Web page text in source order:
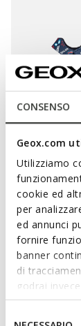
CONSENSO
Geox.com
Utilizziamo
cookie ed
per
ed annunci
fornire
banner
di
godrai
base dei
DERNIERS PRIX
SANDAL
Sandalias
de€34,00
COULEUR
AVEC LES